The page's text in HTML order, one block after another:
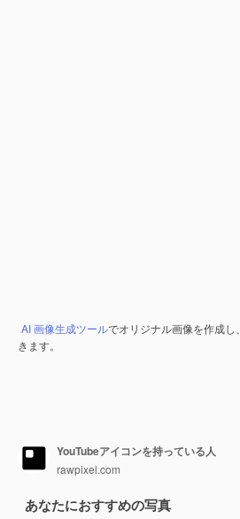
AI 画像生成ツールでオリジナル画像を作成し、
きます。
YouTubeアイコンを持っている人
rawpixel.com
あなたにおすすめの写真